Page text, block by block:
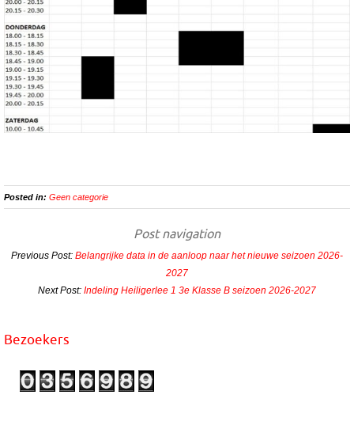
Posted in: Geen categorie
Post navigation
Previous Post: Belangrijke data in de aanloop naar het nieuwe seizoen 2026-
2027
Next Post: Indeling Heiligerlee 1 3e Klasse B seizoen 2026-2027
Bezoekers